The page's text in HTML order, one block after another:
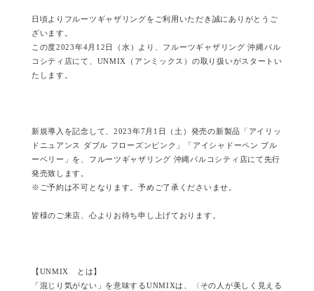
日頃よりフルーツギャザリングをご利用いただき誠にありがとうご
ざいます。
この度2023年4月12日（水）より、フルーツギャザリング 沖縄パル
コシティ店にて、UNMIX（アンミックス）の取り扱いがスタートい
たします。
新規導入を記念して、2023年7月1日（土）発売の新製品「アイリッ
ドニュアンス ダブル フローズンピンク」「アイシャドーペン ブル
ーベリー」を、フルーツギャザリング 沖縄パルコシティ店にて先行
発売致します。
※ご予約は不可となります。予めご了承くださいませ。
皆様のご来店、心よりお待ち申し上げております。
【UNMIX とは】
「混じり気がない」を意味するUNMIXは、〈その人が美しく見える